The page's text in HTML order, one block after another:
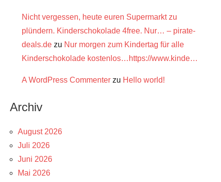
Nicht vergessen, heute euren Supermarkt zu
plündern. Kinderschokolade 4free. Nur… – pirate-
deals.de zu Nur morgen zum Kindertag für alle
Kinderschokolade kostenlos…https://www.kinde…
A WordPress Commenter zu Hello world!
Archiv
August 2026
Juli 2026
Juni 2026
Mai 2026